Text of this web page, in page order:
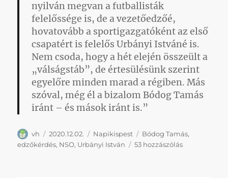
nyilván megvan a futballisták
felelőssége is, de a vezetőedzőé,
hovatovább a sportigazgatóként az első
csapatért is felelős Urbányi Istváné is.
Nem csoda, hogy a hét elején összeült a
„válságstáb”, de értesülésünk szerint
egyelőre minden marad a régiben. Más
szóval, még él a bizalom Bódog Tamás
iránt – és mások iránt is.”
Szerző
vh Közzétéve
2020.12.02. Kategória
Napikispest Címke
Bódog Tamás,
edzőkérdés, NSO, Urbányi István 53 hozzászólásNapikispest